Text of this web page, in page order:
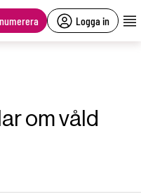
Logga in
om våld